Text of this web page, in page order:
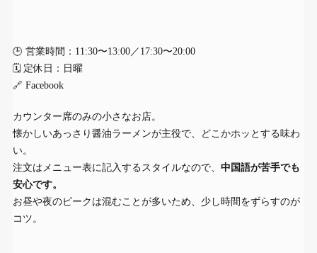
🕒 営業時間：11:30〜13:00／17:30〜20:00
🗓 定休日：日曜
🔗 Facebook
カウンター席のみの小さなお店。
懐かしいあっさり醤油ラーメンが主役で、どこかホッとする味わ
い。
注文はメニュー表に記入するスタイルなので、 中国語が苦手でも
安心です。
お昼や夜のピークは混むことが多いため、少し時間をずらすのが
コツ。